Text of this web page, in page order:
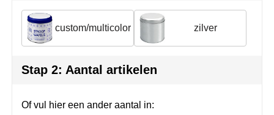
Tassen
Kambukkacustom/multicolor zilver
Stap 2: Aantal artikelen
Of vul hier een ander aantal in: